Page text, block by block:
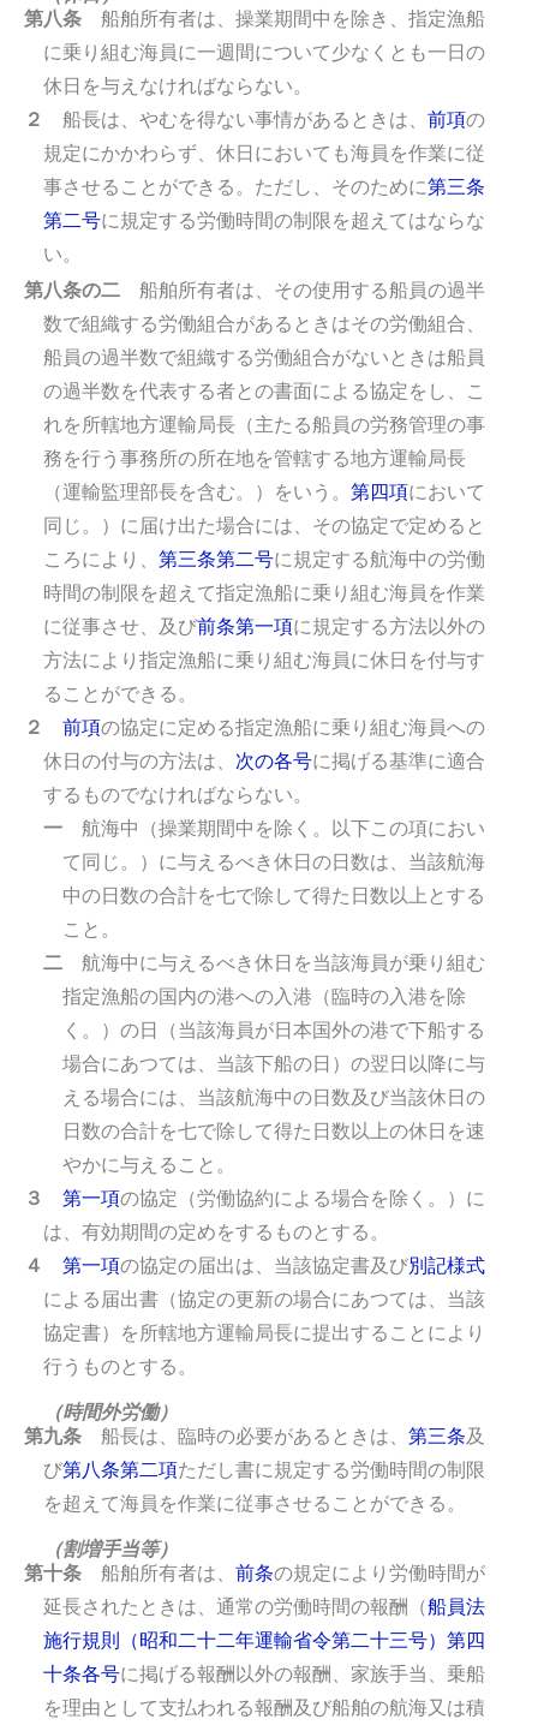
第八条 船舶所有者は、操業期間中を除き、指定漁船
に乗り組む海員に一週間について少なくとも一日の
休日を与えなければならない。
２ 船長は、やむを得ない事情があるときは、 前項の
規定にかかわらず、休日においても海員を作業に従
事させることができる。 ただし、そのために第三条
第二号に規定する労働時間の制限を超えてはならな
い。
第八条の二 船舶所有者は、その使用する船員の過半
数で組織する労働組合があるときはその労働組合、
船員の過半数で組織する労働組合がないときは船員
の過半数を代表する者との書面による協定をし、こ
れを所轄地方運輸局長（主たる船員の労務管理の事
務を行う事務所の所在地を管轄する地方運輸局長
（運輸監理部長を含む。）をいう。 第四項において
同じ。）に届け出た場合には、その協定で定めると
ころにより、 第三条第二号に規定する航海中の労働
時間の制限を超えて指定漁船に乗り組む海員を作業
に従事させ、及び前条第一項に規定する方法以外の
方法により指定漁船に乗り組む海員に休日を付与す
ることができる。
２ 前項の協定に定める指定漁船に乗り組む海員への
休日の付与の方法は、 次の各号に掲げる基準に適合
するものでなければならない。
一 航海中（操業期間中を除く。以下この項におい
て同じ。）に与えるべき休日の日数は、当該航海
中の日数の合計を七で除して得た日数以上とする
こと。
二 航海中に与えるべき休日を当該海員が乗り組む
指定漁船の国内の港への入港（臨時の入港を除
く。）の日（当該海員が日本国外の港で下船する
場合にあつては、当該下船の日）の翌日以降に与
える場合には、当該航海中の日数及び当該休日の
日数の合計を七で除して得た日数以上の休日を速
やかに与えること。
３ 第一項の協定（労働協約による場合を除く。）に
は、有効期間の定めをするものとする。
４ 第一項の協定の届出は、当該協定書及び別記様式
による届出書（協定の更新の場合にあつては、当該
協定書）を所轄地方運輸局長に提出することにより
行うものとする。
（時間外労働）
第九条 船長は、臨時の必要があるときは、 第三条及
び第八条第二項ただし書に規定する労働時間の制限
を超えて海員を作業に従事させることができる。
（割増手当等）
第十条 船舶所有者は、 前条の規定により労働時間が
延長されたときは、通常の労働時間の報酬（船員法
施行規則（昭和二十二年運輸省令第二十三号）第四
十条各号に掲げる報酬以外の報酬、家族手当、乗船
を理由として支払われる報酬及び船舶の航海又は積